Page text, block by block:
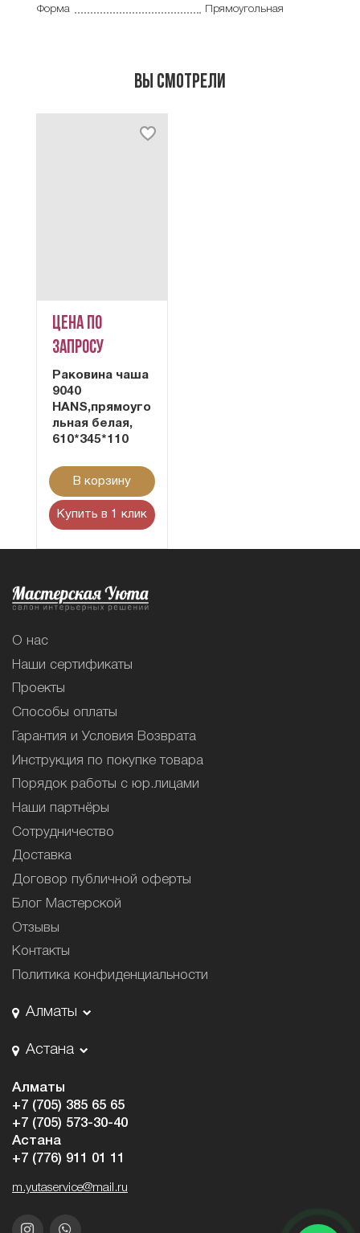
Форма
Прямоугольная
Вы смотрели
Цена по
запросу
Раковина чаша
9040
HANS,прямоуго
льная белая,
610*345*110
В корзину
Купить в 1 клик
О нас
Наши сертификаты
Проекты
Способы оплаты
Гарантия и Условия Возврата
Инструкция по покупке товара
Порядок работы с юр.лицами
Наши партнёры
Сотрудничество
Доставка
Договор публичной оферты
Блог Мастерской
Отзывы
Контакты
Политика конфиденциальности
Алматы
Астана
Алматы
+7 (705) 385 65 65
+7 (705) 573-30-40
Астана
+7 (776) 911 01 11
m.yutaservice@mail.ru